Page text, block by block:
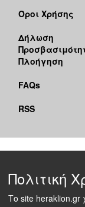
Όροι Χρήσης
Δήλωση
Πλοήγηση
FAQs
RSS
Πολιτική
Το site